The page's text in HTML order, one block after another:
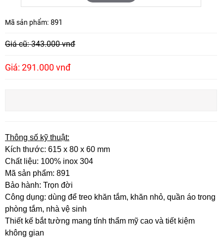
Mã sản phẩm: 891
Giá cũ: 343.000 vnđ
Giá: 291.000 vnđ
Thông số kỹ thuật:
Kích thước: 615 x 80 x 60 mm
Chất liệu: 100% inox 304
Mã sản phẩm: 891
Bảo hành: Trọn đời
Công dụng: dùng để treo khăn tắm, khăn nhỏ, quần áo trong
phòng tắm, nhà vệ sinh
Thiết kế bắt tường mang tính thẩm mỹ cao và tiết kiệm
không gian